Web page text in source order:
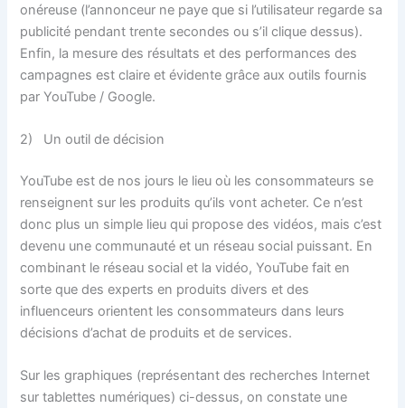
onéreuse (l’annonceur ne paye que si l’utilisateur regarde sa
publicité pendant trente secondes ou s’il clique dessus).
Enfin, la mesure des résultats et des performances des
campagnes est claire et évidente grâce aux outils fournis
par YouTube / Google.
2) Un outil de décision
YouTube est de nos jours le lieu où les consommateurs se
renseignent sur les produits qu’ils vont acheter. Ce n’est
donc plus un simple lieu qui propose des vidéos, mais c’est
devenu une communauté et un réseau social puissant. En
combinant le réseau social et la vidéo, YouTube fait en
sorte que des experts en produits divers et des
influenceurs orientent les consommateurs dans leurs
décisions d’achat de produits et de services.
Sur les graphiques (représentant des recherches Internet
sur tablettes numériques) ci-dessus, on constate une